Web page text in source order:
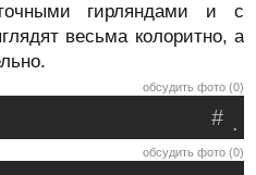
гирляндами и с
весьма колоритно, а
обсудить фото (0)
.
#
обсудить фото (0)